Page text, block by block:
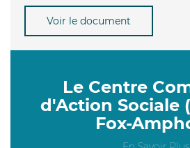
Voir le document
Le Centre
d'Action Sociale
Fox-